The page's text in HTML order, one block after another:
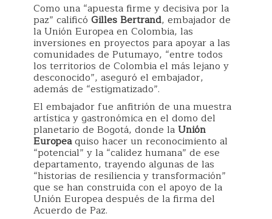
Como una “apuesta firme y decisiva por la
paz” calificó Gilles Bertrand, embajador de
la Unión Europea en Colombia, las
inversiones en proyectos para apoyar a las
comunidades de Putumayo, “entre todos
los territorios de Colombia el más lejano y
desconocido”, aseguró el embajador,
además de “estigmatizado”.
El embajador fue anfitrión de una muestra
artística y gastronómica en el domo del
planetario de Bogotá, donde laUnión
Europeaquiso hacer un reconocimiento al
“potencial” y la “calidez humana” de ese
departamento, trayendo algunas de las
“historias de resiliencia y transformación”
que se han construida con el apoyo de la
Unión Europea después de la firma del
Acuerdo de Paz.